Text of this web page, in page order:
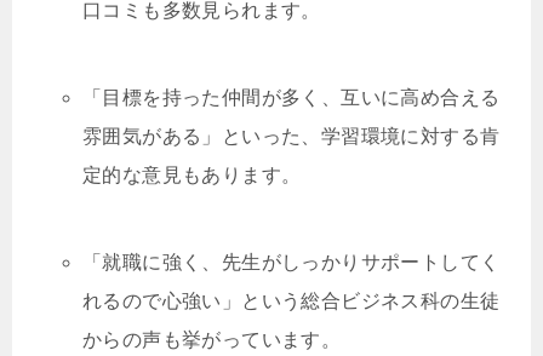
口コミも多数見られます。
「目標を持った仲間が多く、互いに高め合える
雰囲気がある」といった、学習環境に対する肯
定的な意見もあります。
「就職に強く、先生がしっかりサポートしてく
れるので心強い」という総合ビジネス科の生徒
からの声も挙がっています。